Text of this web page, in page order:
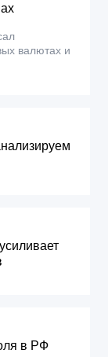
валютах и
в РФ